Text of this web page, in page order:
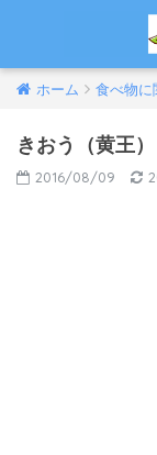
ホーム 食べ物に
きおう（黄王
2016/08/09